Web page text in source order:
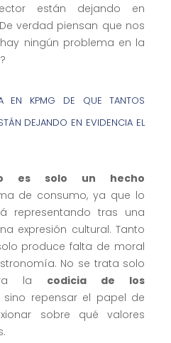
están dejando en
verdad piensan que nos
ningún problema en la
EN KPMG DE QUE TANTOS
DEJANDO EN EVIDENCIA EL
es solo un hecho
de consumo, ya que lo
representando tras una
expresión cultural. Tanto
produce falta de moral
No se trata solo
la codicia de los
repensar el papel de
sobre qué valores